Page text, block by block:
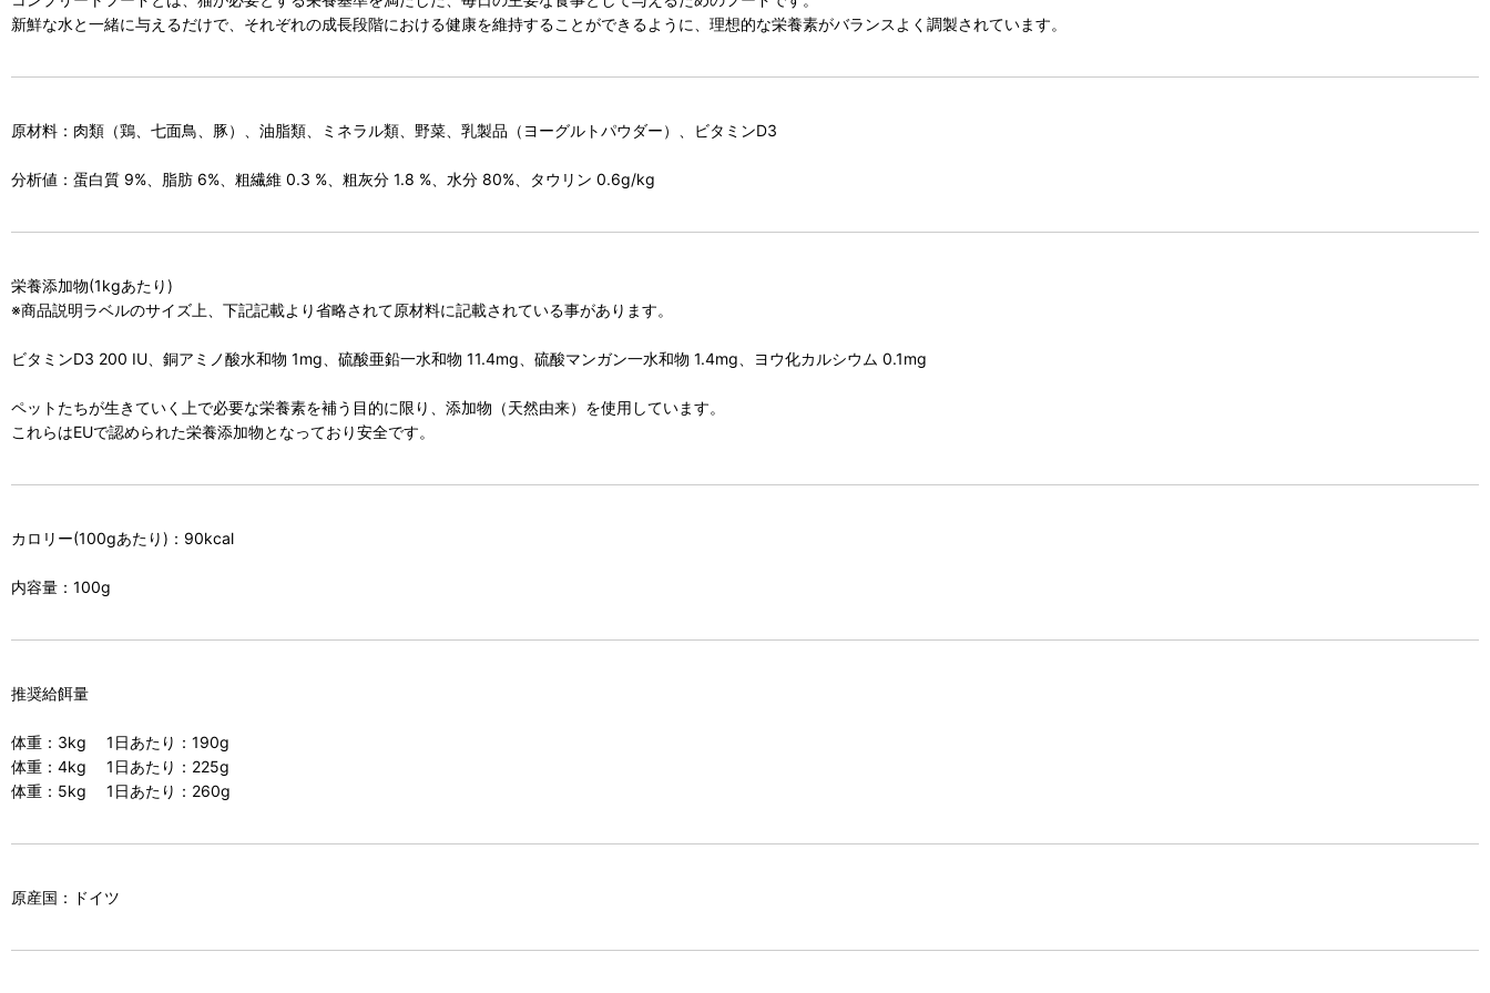
新鮮な水と一緒に与えるだけで、それぞれの成長段階における健康を維持することができるように、理想的な栄養素がバランスよく調製されています。
原材料：肉類（鶏、七面鳥、豚）、油脂類、ミネラル類、野菜、乳製品（ヨーグルトパウダー）、ビタミンD3
分析値：蛋白質 9%、脂肪 6%、粗繊維 0.3 %、粗灰分 1.8 %、水分 80%、タウリン 0.6g/kg
栄養添加物(1kgあたり)
※商品説明ラベルのサイズ上、下記記載より省略されて原材料に記載されている事があります。
ビタミンD3 200 IU、銅アミノ酸水和物 1mg、硫酸亜鉛一水和物 11.4mg、硫酸マンガン一水和物 1.4mg、ヨウ化カルシウム 0.1mg
ペットたちが生きていく上で必要な栄養素を補う目的に限り、添加物（天然由来）を使用しています。
これらはEUで認められた栄養添加物となっており安全です。
カロリー(100gあたり)：90kcal
内容量：100g
推奨給餌量
体重：3kg 1日あたり：190g
体重：4kg 1日あたり：225g
体重：5kg 1日あたり：260g
原産国：ドイツ